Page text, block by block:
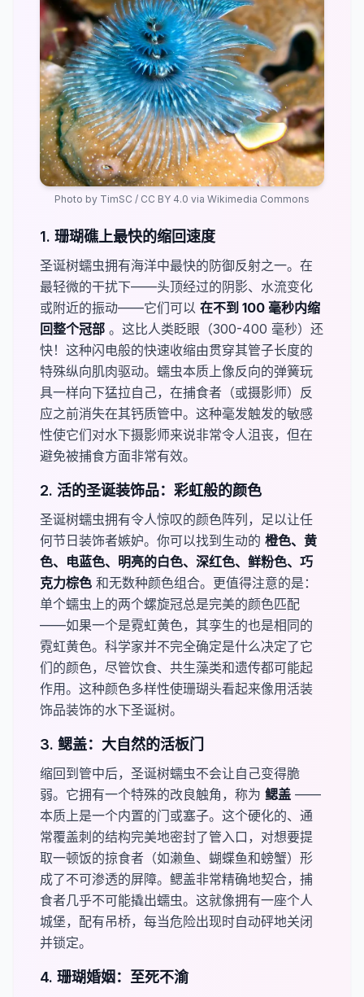
Photo by TimSC / CC BY 4.0 via Wikimedia Commons
1. 珊瑚礁上最快的缩回速度
圣诞树蠕虫拥有海洋中最快的防御反射之一。在
最轻微的干扰下——头顶经过的阴影、水流变化
或附近的振动——它们可以 在不到 100 毫秒内缩
回整个冠部​ 。这比人类眨眼（300-400 毫秒）还
快！这种闪电般的快速收缩由贯穿其管子长度的
特殊纵向肌肉驱动。蠕虫本质上像反向的弹簧玩
具一样向下猛拉自己，在捕食者（或摄影师）反
应之前消失在其钙质管中。这种毫发触发的敏感
性使它们对水下摄影师来说非常令人沮丧，但在
避免被捕食方面非常有效。
2. 活的圣诞装饰品：彩虹般的颜色
圣诞树蠕虫拥有令人惊叹的颜色阵列，足以让任
何节日装饰者嫉妒。你可以找到生动的 ​橙色、黄
色、电蓝色、明亮的白色、深红色、鲜粉色、巧
克力棕色​ 和无数种颜色组合。更值得注意的是：
单个蠕虫上的两个螺旋冠总是完美的颜色匹配
——如果一个是霓虹黄色，其孪生的也是相同的
霓虹黄色。科学家并不完全确定是什么决定了它
们的颜色，尽管饮食、共生藻类和遗传都可能起
作用。这种颜色多样性使珊瑚头看起来像用活装
饰品装饰的水下圣诞树。
3. 鳃盖：大自然的活板门
缩回到管中后，圣诞树蠕虫不会让自己变得脆
弱。它拥有一个特殊的改良触角，称为 ​鳃盖​ ——
本质上是一个内置的门或塞子。这个硬化的、通
常覆盖刺的结构完美地密封了管入口，对想要提
取一顿饭的掠食者（如濑鱼、蝴蝶鱼和螃蟹）形
成了不可渗透的屏障。鳃盖非常精确地契合，捕
食者几乎不可能撬出蠕虫。这就像拥有一座个人
城堡，配有吊桥，每当危险出现时自动砰地关闭
并锁定。
4. 珊瑚婚姻：至死不渝